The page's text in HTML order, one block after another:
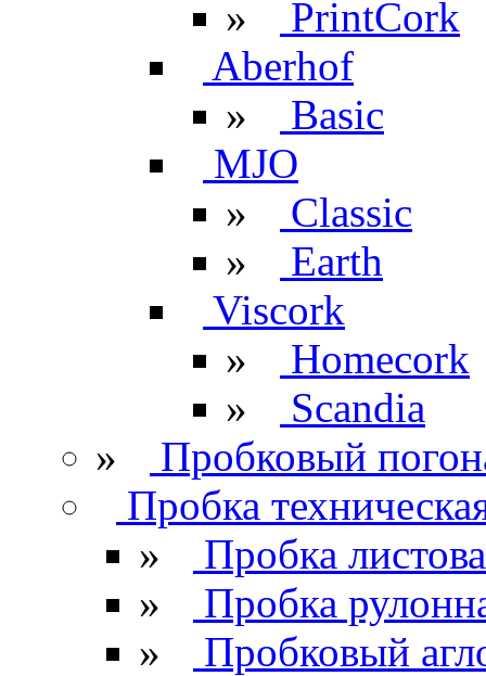
»
PrintCork
Aberhof
»
Basic
MJO
»
Classic
»
Earth
Viscork
»
Homecork
»
Scandia
»
Пробковый
Пробка
»
Пробка
»
Пробка
»
Пробковый